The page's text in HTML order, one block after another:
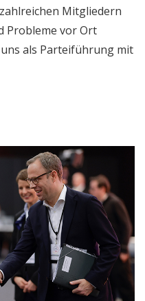
Mitgliedern
Probleme vor Ort
als Parteiführung mit